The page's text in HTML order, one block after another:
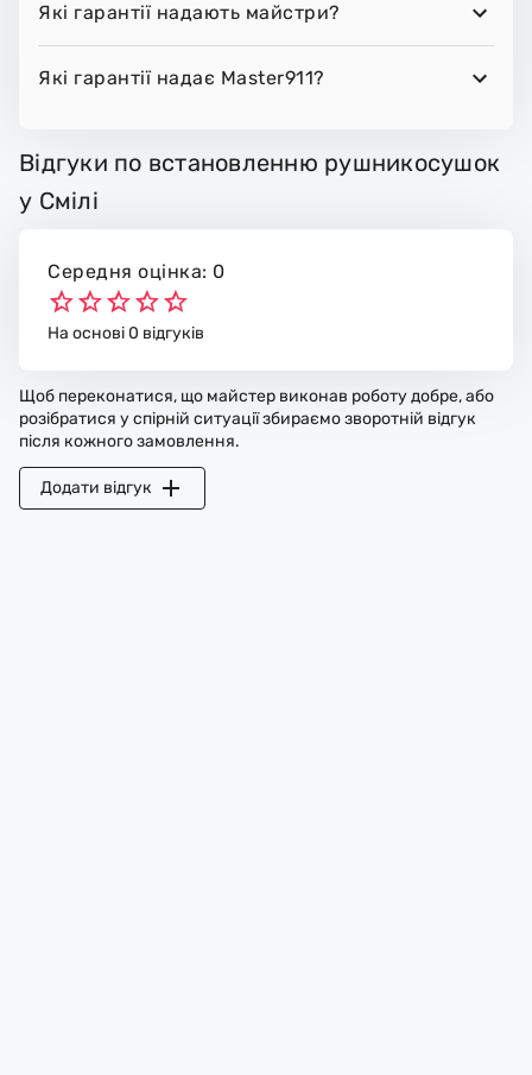
Які гарантії надають майстри?
Які гарантії надає Master911?
Відгуки по встановленню рушникосушок
у Смілі
Середня оцінка: 0
На основі 0 відгуків
Щоб переконатися, що майстер виконав роботу добре, або
розібратися у спірній ситуації збираємо зворотній відгук
після кожного замовлення.
Додати відгук